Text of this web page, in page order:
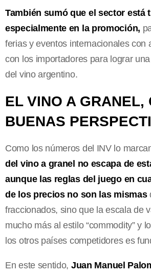
También sumó que el sector está
especialmente en la promoción,
ferias y eventos internacionales con
con los importadores para lograr
del vino argentino.
EL VINO A GRANEL,
BUENAS
Como los números del INV lo
del vino a granel no escapa de
aunque las reglas del juego en
de los precios no son las mismas
fraccionados, sino que la escala de
mucho más al estilo “commodity” y
los otros países competidores es
En este sentido, Juan Manuel